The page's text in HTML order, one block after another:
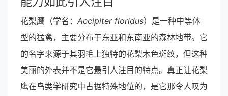
花梨鹰（学名： Accipiter floridus）是一种中等体
型的猛禽，主要分布于东亚和东南亚的森林地带。它
的名字来源于其羽毛上独特的花梨木色斑纹，但这种
美丽的外表并不是它最引人注目的特点。真正让花梨
鹰在鸟类学研究中占据特殊地位的，是它那令人叹为